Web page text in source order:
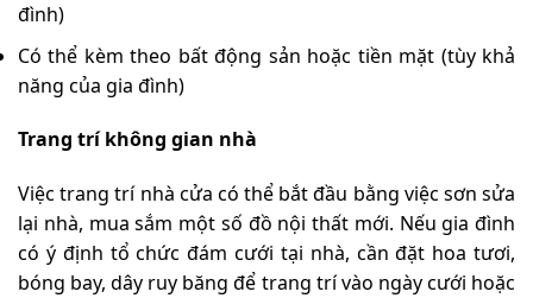
đình)
Có thể kèm theo bất động sản hoặc tiền mặt (tùy khả
năng của gia đình)
Trang trí không gian nhà
Việc trang trí nhà cửa có thể bắt đầu bằng việc sơn sửa
lại nhà, mua sắm một số đồ nội thất mới. Nếu gia đình
có ý định tổ chức đám cưới tại nhà, cần đặt hoa tươi,
bóng bay, dây ruy băng để trang trí vào ngày cưới hoặc